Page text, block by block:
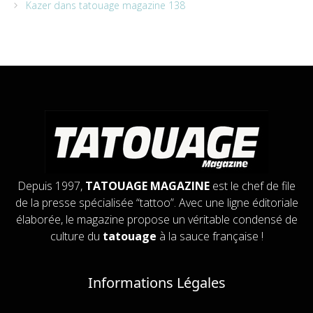
Kazer dans tatouage magazine 138
Depuis 1997, TATOUAGE MAGAZINE est le chef de file
de la presse spécialisée “tattoo”. Avec une ligne éditoriale
élaborée, le magazine propose un véritable condensé de
culture du tatouage à la sauce française !
Informations Légales